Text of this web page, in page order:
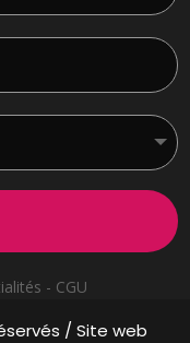
- CGU
/ Site web